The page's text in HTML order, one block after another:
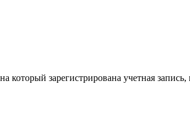
который зарегистрирована учетная